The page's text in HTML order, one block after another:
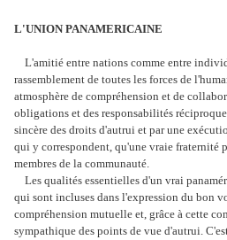
L'UNION PANAMERICAINE
L'amitié entre nations comme entre
rassemblement de toutes les forces de
atmosphère de compréhension et de
obligations et des responsabilités
sincère des droits d'autrui et par une
qui y correspondent, qu'une vraie fraternité
membres de la communauté.
Les qualités essentielles d'un vrai
qui sont incluses dans l'expression du bon
compréhension mutuelle et, grâce à cette
sympathique des points de vue d'autrui.